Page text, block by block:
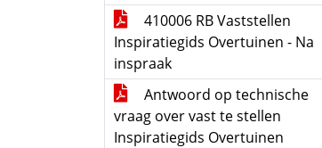
410006 RB Vaststellen
Inspiratiegids Overtuinen - Na
inspraak
Antwoord op technische
vraag over vast te stellen
Inspiratiegids Overtuinen